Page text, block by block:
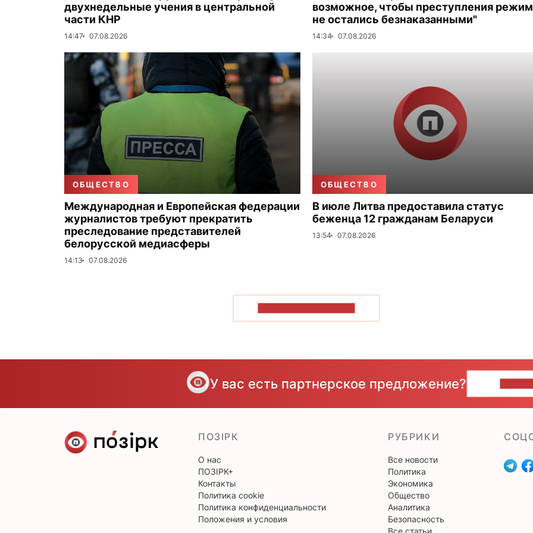
двухнедельные учения в центральной
части КНР
14:47 07.08.2026
возможное, чтобы преступления
не остались безнаказанными"
14:34 07.08.2026
ОБЩЕСТВО
Международная и Европейская федерации
журналистов требуют прекратить
преследование представителей
белорусской медиасферы
14:13 07.08.2026
ОБЩЕСТВО
В июле Литва предоставила статус
беженца 12 гражданам Беларуси
13:54 07.08.2026
У вас есть партнерское предложение?
ПОЗІРК
О нас
ПОЗІРК+
Контакты
Политика cookie
Политика конфиденциальности
Положения и условия
РУБРИКИ
Все новости
Политика
Экономика
Общество
Аналитика
Безопасность